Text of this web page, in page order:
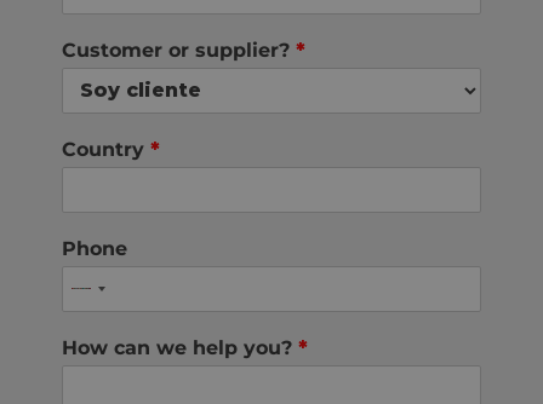
Customer or supplier? *
Country *
Phone
How can we help you? *